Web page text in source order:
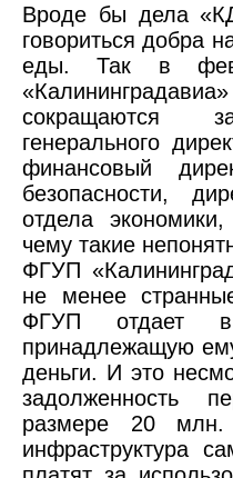
Вроде бы дела
говориться добра
еды. Так в
сокращаются
генерального
финансовый
безопасности,
отдела
чему такие
ФГУП
не менее
ФГУП отдает в
принадлежащую
деньги. И это
задолженность
размере 20 млн.
инфраструктура